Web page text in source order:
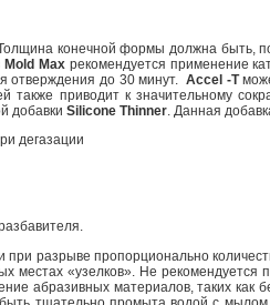
конечной формы должна
Mold Maxрекомендуется применение
отверждения до 30 минут.
Accel -T
также приводит к значительному
добавки Silicone Thinner . Данная
дегазации
разрыве пропорционально
местах «узелков». Не рекомендуется
абразивных материалов, таких